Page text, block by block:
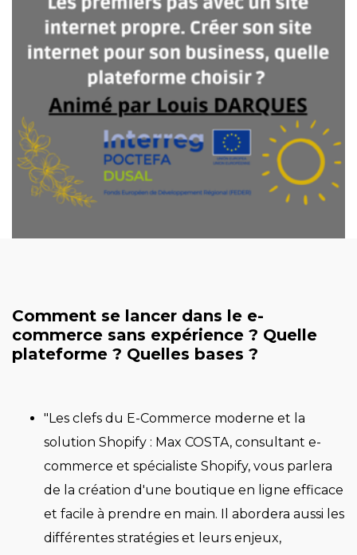
Comment se lancer dans le e-
commerce sans expérience ? Quelle
plateforme ? Quelles bases ?
"Les clefs du E-Commerce moderne et la
solution Shopify : Max COSTA, consultant e-
commerce et spécialiste Shopify, vous parlera
de la création d'une boutique en ligne efficace
et facile à prendre en main. Il abordera aussi les
différentes stratégies et leurs enjeux,